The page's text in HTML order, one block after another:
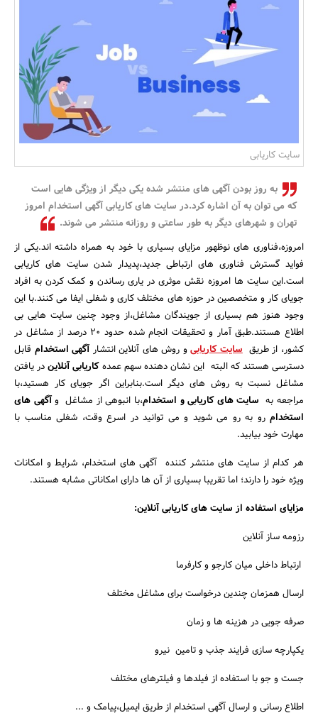
بانک، بیمه و سرمایه
مسکن و ساختمان
جستجو
سایت کاریابی
به روز بودن آگهی های منتشر شده یکی دیگر از ویژگی هایی است
که می توان به آن اشاره کرد.در سایت های کاریابی آگهی استخدام امروز
تهران و شهرهای دیگر به طور ساعتی و روزانه منتشر می شوند.
امروزه،فناوری های نوظهور مزایای بسیاری با خود به همراه داشته اند.یکی از
فواید گسترش فناوری های ارتباطی جدید،پدیدار شدن سایت های کاریابی
است.این سایت ها امروزه نقش موثری در یاری رساندن و کمک کردن به افراد
جویای کار و متخصصین در حوزه های مختلف کاری و شغلی ایفا می کنند.با این
وجود هنوز هم بسیاری از جویندگان مشاغل،از وجود چنین سایت هایی بی
اطلاع هستند.طبق آمار و تحقیقات انجام شده حدود 20 درصد از مشاغل در
کشور، از طریقسایت کاریابیو روش های آنلاین انتشارآگهی استخدام قابل
دسترسی هستند که البته این نشان دهنده سهم عمدهکاریابی آنلایندر یافتن
مشاغل نسبت به روش های دیگر است.بنابراین اگر جویای کار هستید،با
مراجعه به سایت های کاریابی و استخدام،با انبوهی از مشاغل وآگهی های
استخدامرو به رو می شوید و می توانید در اسرع وقت، شغلی مناسب با
مهارت خود بیابید.
هر کدام از سایت های منتشر کننده آگهی های استخدام، شرایط و امکانات
ویژه خود را دارند؛ اما تقریبا بسیاری از آن ها دارای امکاناتی مشابه هستند.
مزایای استفاده از سایت های کاریابی آنلاین:
رزومه ساز آنلاین
ارتباط داخلی میان کارجو و کارفرما
ارسال همزمان چندین درخواست برای مشاغل مختلف
صرفه جویی در هزینه ها و زمان
یکپارچه سازی فرایند جذب و تامین نیرو
جست و جو با استفاده از فیلدها و فیلترهای مختلف
اطلاع رسانی و ارسال آگهی استخدام از طریق ایمیل،پیامک و ...